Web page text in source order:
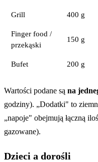
Grill 400 g
Finger food /
przekąski
150 g
Bufet 200 g
Wartości podane są na
godziny). „Dodatki" to
„napoje" obejmują łączną
gazowane).
Dzieci a dorośli